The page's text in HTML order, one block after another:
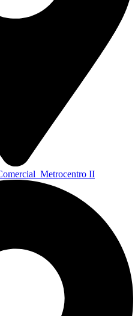
Metrocentro II